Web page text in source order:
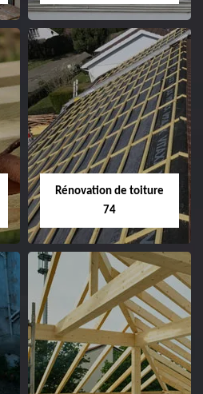
Rénovation de toiture
74